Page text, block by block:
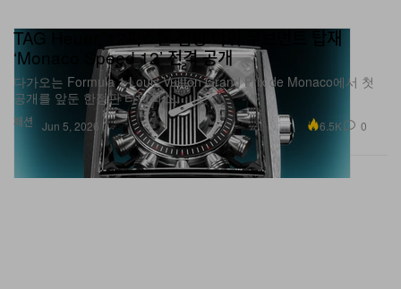
패션
TAG Heuer, 12피스톤 점핑 아워 무브먼트 탑재
‘Monaco Speed 12’ 전격 공개
다가오는 Formula 1 Louis Vuitton Grand Prix de Monaco에서 첫
공개를 앞둔 한정판 타임피스.
Jun 5, 2026 6.5K 0